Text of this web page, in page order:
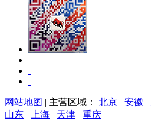
网站地图 | 主营区域： 北京 安徽
山东
上海 天津
重庆